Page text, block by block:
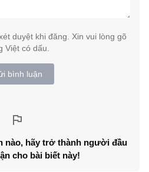
duyệt khi đăng. Xin vui lòng gõ
Việt có dấu.
bình luận
nào, hãy trở thành người đầu
cho bài biết này!